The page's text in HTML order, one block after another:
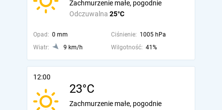
Odczuwalna 25°C
Zachmurzenie małe, pogodnie
Opad: 0 mm Ciśnienie: 1005 hPa
Wiatr:
9 km/h Wilgotność: 41%
12:00
23°C
Zachmurzenie małe, pogodnie